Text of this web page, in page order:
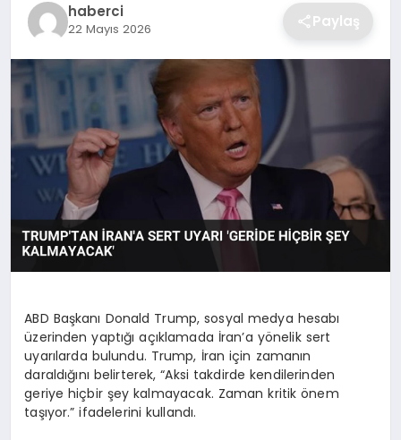
SPOR
TEKNOLOJI
YAŞAM
haberci
22 Mayıs 2026 Paylaş
ABD Başkanı Donald Trump, sosyal medya hesabı
üzerinden yaptığı açıklamada İran’a yönelik sert
uyarılarda bulundu. Trump, İran için zamanın
daraldığını belirterek, “Aksi takdirde kendilerinden
geriye hiçbir şey kalmayacak. Zaman kritik önem
taşıyor.” ifadelerini kullandı.